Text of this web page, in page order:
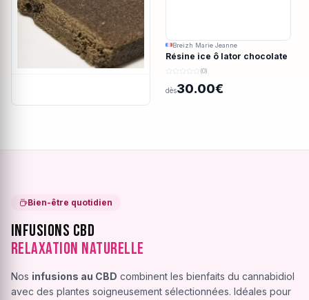
Breizh Marie Jeanne
Résine ice ô lator chocolate
covered strawberry CBD
(0)
dès30.00€
Bien-être quotidien
Infusions CBD
Relaxation Naturelle
Nos infusions au CBD combinent les bienfaits du cannabidiol
avec des plantes soigneusement sélectionnées. Idéales pour